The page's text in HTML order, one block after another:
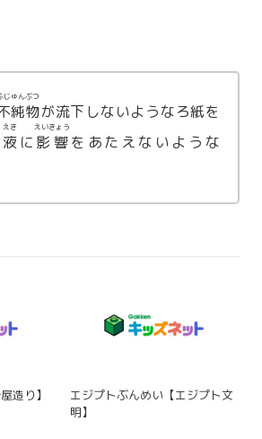
純物
じゅんぶつ
が流下しないようなろ紙を
液
えき
に 影響
えいきょう
をあたえないような
造り】
エジプトぶんめい【エジプト文
明】